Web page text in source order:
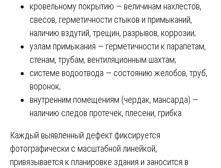
кровельному покрытию — величинам нахлестов,
свесов, герметичности стыков и примыканий,
наличию вздутий, трещин, разрывов, коррозии;
узлам примыкания — герметичности к парапетам,
стенам, трубам, вентиляционным шахтам;
системе водоотвода — состоянию желобов, труб,
воронок;
внутренним помещениям (чердак, мансарда) —
наличию следов протечек, плесени, грибка.
Каждый выявленный дефект фиксируется
фотографически с масштабной линейкой,
привязывается к планировке здания и заносится в